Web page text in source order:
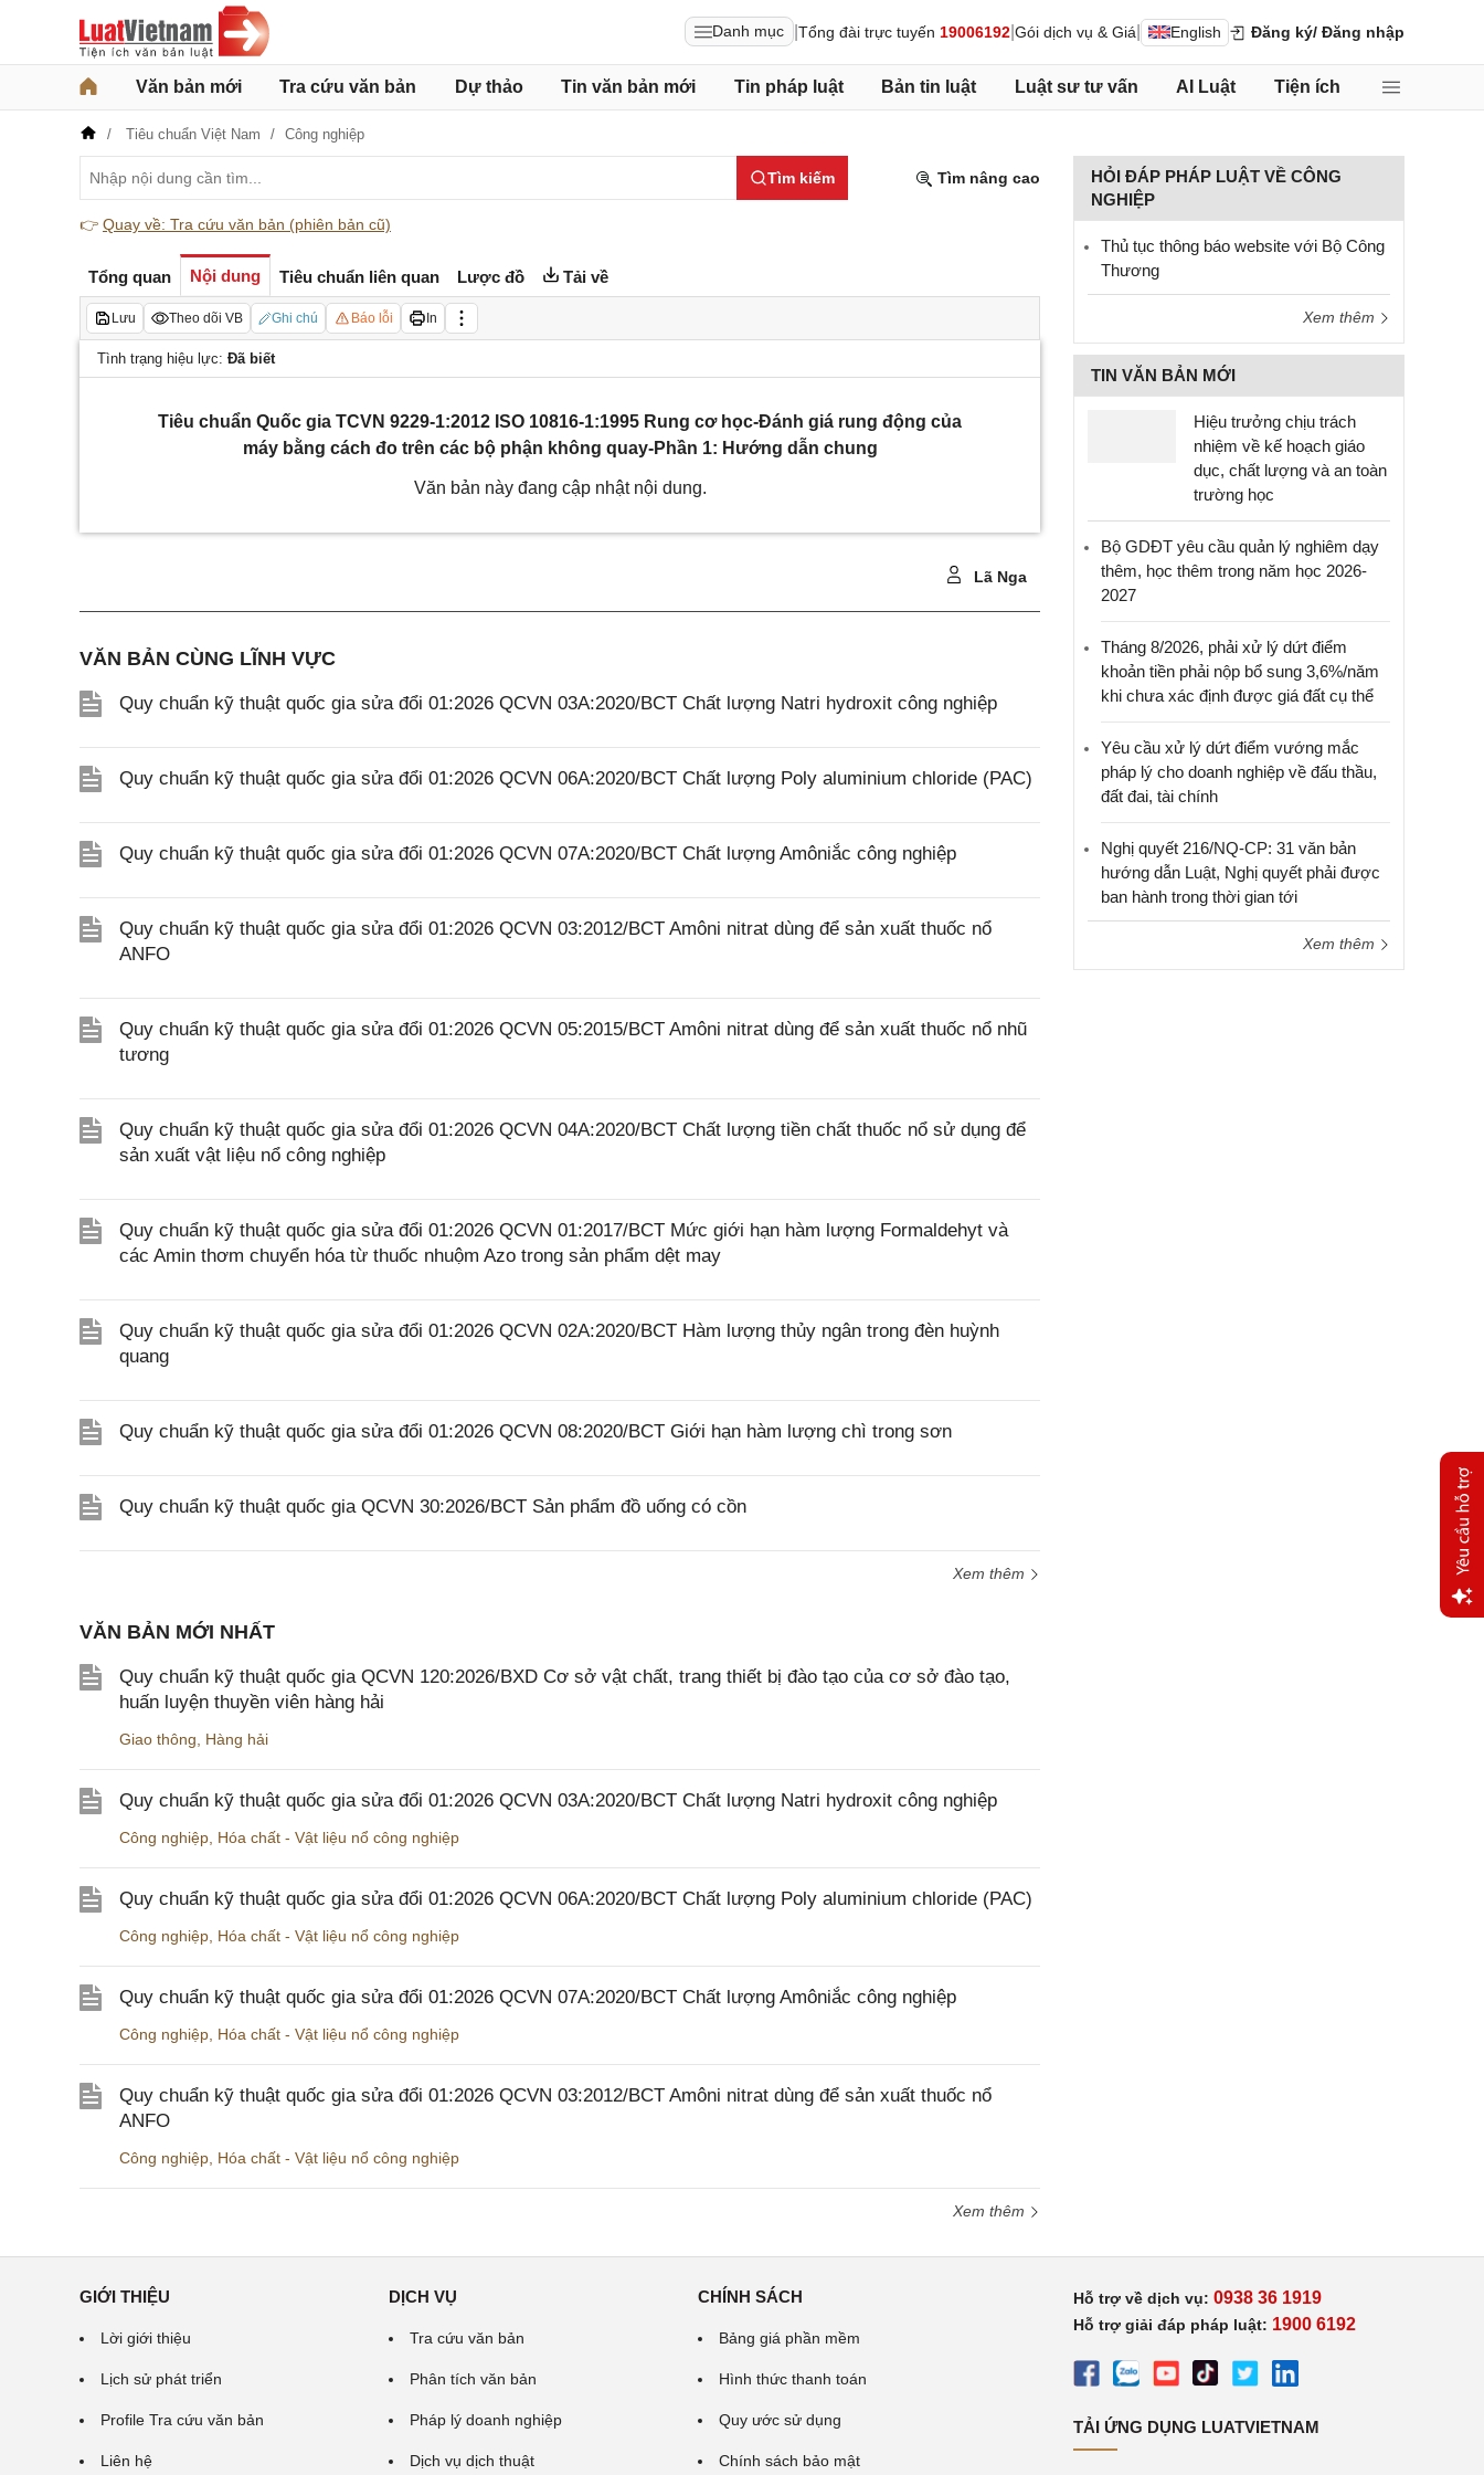
Danh mục Tổng đài trực tuyến 19006192 Gói dịch vụ & Giá English Đăng ký/ Đăng nhập
Văn bản mới Tra cứu văn bản Dự thảo Tin văn bản mới Tin pháp luật Bản tin luật Luật sư tư vấn AI Luật Tiện ích
Tiêu chuẩn Việt Nam Công nghiệp
Tìm kiếm Tìm nâng cao
👉 Quay về: Tra cứu văn bản (phiên bản cũ)
Tổng quan Nội dung Tiêu chuẩn liên quan Lược đồ Tải về
Lưu Theo dõi VB Ghi chú Báo lỗi In
Tình trạng hiệu lực: Đã biết
Tiêu chuẩn Quốc gia TCVN 9229-1:2012 ISO 10816-1:1995 Rung cơ học-Đánh giá rung động của
máy bằng cách đo trên các bộ phận không quay-Phần 1: Hướng dẫn chung
Văn bản này đang cập nhật nội dung.
Lã Nga
VĂN BẢN CÙNG LĨNH VỰC
Quy chuẩn kỹ thuật quốc gia sửa đổi 01:2026 QCVN 03A:2020/BCT Chất lượng Natri hydroxit công nghiệp
Quy chuẩn kỹ thuật quốc gia sửa đổi 01:2026 QCVN 06A:2020/BCT Chất lượng Poly aluminium chloride (PAC)
Quy chuẩn kỹ thuật quốc gia sửa đổi 01:2026 QCVN 07A:2020/BCT Chất lượng Amôniắc công nghiệp
Quy chuẩn kỹ thuật quốc gia sửa đổi 01:2026 QCVN 03:2012/BCT Amôni nitrat dùng để sản xuất thuốc nổ
ANFO
Quy chuẩn kỹ thuật quốc gia sửa đổi 01:2026 QCVN 05:2015/BCT Amôni nitrat dùng để sản xuất thuốc nổ nhũ
tương
Quy chuẩn kỹ thuật quốc gia sửa đổi 01:2026 QCVN 04A:2020/BCT Chất lượng tiền chất thuốc nổ sử dụng để
sản xuất vật liệu nổ công nghiệp
Quy chuẩn kỹ thuật quốc gia sửa đổi 01:2026 QCVN 01:2017/BCT Mức giới hạn hàm lượng Formaldehyt và
các Amin thơm chuyển hóa từ thuốc nhuộm Azo trong sản phẩm dệt may
Quy chuẩn kỹ thuật quốc gia sửa đổi 01:2026 QCVN 02A:2020/BCT Hàm lượng thủy ngân trong đèn huỳnh
quang
Quy chuẩn kỹ thuật quốc gia sửa đổi 01:2026 QCVN 08:2020/BCT Giới hạn hàm lượng chì trong sơn
Quy chuẩn kỹ thuật quốc gia QCVN 30:2026/BCT Sản phẩm đồ uống có cồn
Xem thêm
VĂN BẢN MỚI NHẤT
Quy chuẩn kỹ thuật quốc gia QCVN 120:2026/BXD Cơ sở vật chất, trang thiết bị đào tạo của cơ sở đào tạo,
huấn luyện thuyền viên hàng hải
Giao thông Hàng hải
Quy chuẩn kỹ thuật quốc gia sửa đổi 01:2026 QCVN 03A:2020/BCT Chất lượng Natri hydroxit công nghiệp
Công nghiệp Hóa chất - Vật liệu nổ công nghiệp
Quy chuẩn kỹ thuật quốc gia sửa đổi 01:2026 QCVN 06A:2020/BCT Chất lượng Poly aluminium chloride (PAC)
Công nghiệp Hóa chất - Vật liệu nổ công nghiệp
Quy chuẩn kỹ thuật quốc gia sửa đổi 01:2026 QCVN 07A:2020/BCT Chất lượng Amôniắc công nghiệp
Công nghiệp Hóa chất - Vật liệu nổ công nghiệp
Quy chuẩn kỹ thuật quốc gia sửa đổi 01:2026 QCVN 03:2012/BCT Amôni nitrat dùng để sản xuất thuốc nổ
ANFO
Công nghiệp Hóa chất - Vật liệu nổ công nghiệp
Xem thêm
HỎI ĐÁP PHÁP LUẬT VỀ CÔNG
NGHIỆP
Thủ tục thông báo website với Bộ Công
Thương
Xem thêm
TIN VĂN BẢN MỚI
Hiệu trưởng chịu trách
nhiệm về kế hoạch giáo
dục, chất lượng và an toàn
trường học
Bộ GDĐT yêu cầu quản lý nghiêm dạy
thêm, học thêm trong năm học 2026-
2027
Tháng 8/2026, phải xử lý dứt điểm
khoản tiền phải nộp bổ sung 3,6%/năm
khi chưa xác định được giá đất cụ thể
Yêu cầu xử lý dứt điểm vướng mắc
pháp lý cho doanh nghiệp về đấu thầu,
đất đai, tài chính
Nghị quyết 216/NQ-CP: 31 văn bản
hướng dẫn Luật, Nghị quyết phải được
ban hành trong thời gian tới
Xem thêm
GIỚI THIỆU
Lời giới thiệu
Lịch sử phát triển
Profile Tra cứu văn bản
Liên hệ
DỊCH VỤ
Tra cứu văn bản
Phân tích văn bản
Pháp lý doanh nghiệp
Dịch vụ dịch thuật
CHÍNH SÁCH
Bảng giá phần mềm
Hình thức thanh toán
Quy ước sử dụng
Chính sách bảo mật
Hỗ trợ về dịch vụ: 0938 36 1919
Hỗ trợ giải đáp pháp luật: 1900 6192
TẢI ỨNG DỤNG LUATVIETNAM